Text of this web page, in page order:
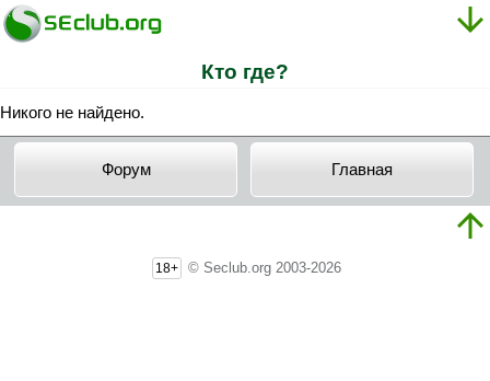
Кто где?
Никого не найдено.
Форум Главная
18+ © Seclub.org 2003-2026